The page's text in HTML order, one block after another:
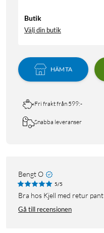
Butik
Välj din butik
HÄMTA
Fri frakt från 599:-
Snabba leveranser
Bengt O
5/5
Bra hos Kjell med retur
Gå till recensionen